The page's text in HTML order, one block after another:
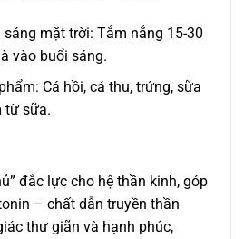
sáng mặt trời: Tắm nắng 15-30
vào buổi sáng.
Cá hồi, cá thu, trứng, sữa
từ sữa.
đắc lực cho hệ thần kinh, góp
– chất dẫn truyền thần
thư giãn và hạnh phúc,